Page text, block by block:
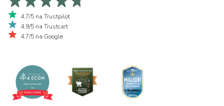
4,7/5 na Trustpilot
4,9/5 na Trustcart
4,7/5 na Google